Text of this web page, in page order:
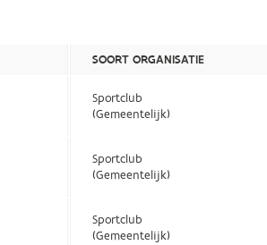
SOORT ORGANISATIE
Sportclub
(Gemeentelijk)
Sportclub
(Gemeentelijk)
Sportclub
(Gemeentelijk)